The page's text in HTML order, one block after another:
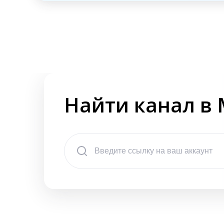
Найти канал в